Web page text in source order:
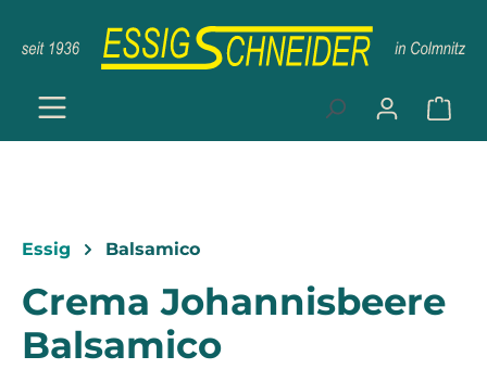
Zum Hauptinhalt springen
Essig Balsamico
Crema Johannisbeere
Balsamico